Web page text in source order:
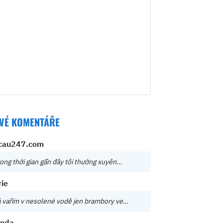
KOMENTÁŘE
thời gian gần đây tôi thường xuyên…
vařím v nesolené vodě jen brambory ve…